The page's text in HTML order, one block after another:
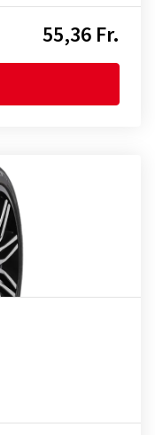
55,36 Fr.